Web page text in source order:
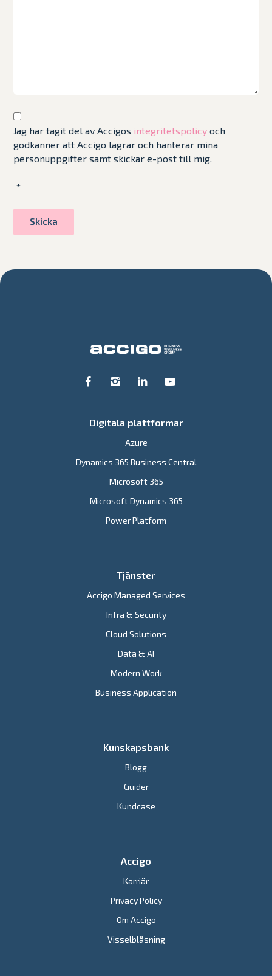
Jag har tagit del av Accigos integritetspolicy och
godkänner att Accigo lagrar och hanterar mina
personuppgifter samt skickar e-post till mig.
*
Digitala plattformar
Azure
Dynamics 365 Business Central
Microsoft 365
Microsoft Dynamics 365
Power Platform
Tjänster
Accigo Managed Services
Infra & Security
Cloud Solutions
Data & AI
Modern Work
Business Application
Kunskapsbank
Blogg
Guider
Kundcase
Accigo
Karriär
Privacy Policy
Om Accigo
Visselblåsning